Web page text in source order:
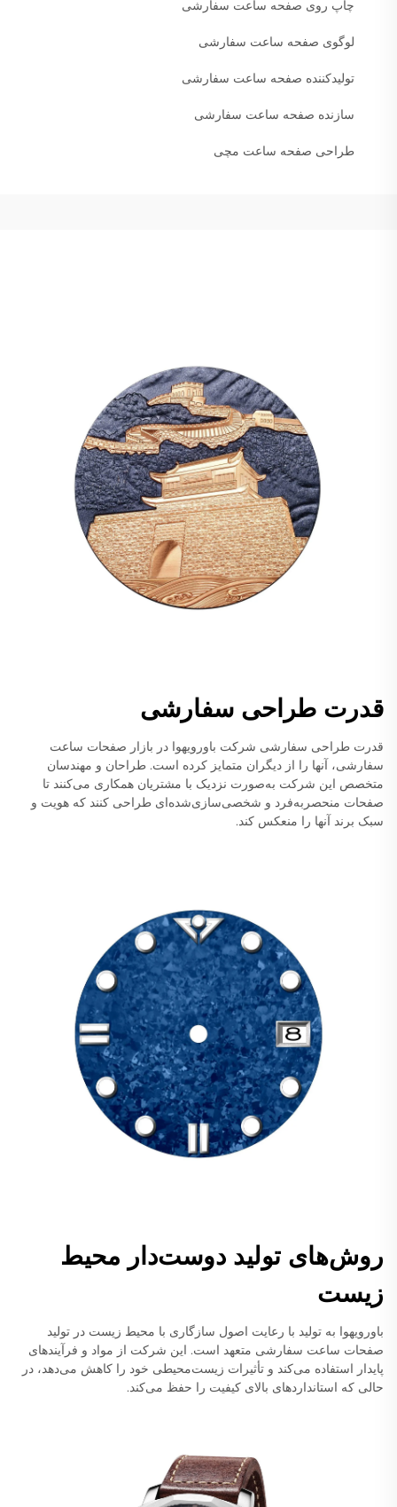
چاپ روی صفحه ساعت سفارشی
لوگوی صفحه ساعت سفارشی
تولیدکننده صفحه ساعت سفارشی
سازنده صفحه ساعت سفارشی
طراحی صفحه ساعت مچی
قدرت طراحی سفارشی
قدرت طراحی سفارشی شرکت باورویهوا در بازار صفحات ساعت
سفارشی، آنها را از دیگران متمایز کرده است. طراحان و مهندسان
متخصص این شرکت به‌صورت نزدیک با مشتریان همکاری می‌کنند تا
صفحات منحصربه‌فرد و شخصی‌سازی‌شده‌ای طراحی کنند که هویت و
سبک برند آنها را منعکس کند.
روش‌های تولید دوست‌دار محیط
زیست
باورویهوا به تولید با رعایت اصول سازگاری با محیط زیست در تولید
صفحات ساعت سفارشی متعهد است. این شرکت از مواد و فرآیندهای
پایدار استفاده می‌کند و تأثیرات زیست‌محیطی خود را کاهش می‌دهد، در
حالی که استانداردهای بالای کیفیت را حفظ می‌کند.